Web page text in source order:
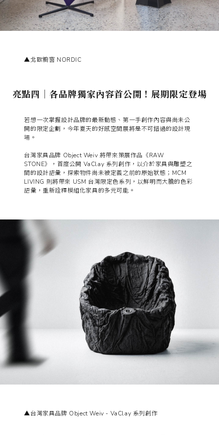
▲北歐櫥窗 NORDIC
亮點四｜各品牌獨家內容首公開！展期限定登場
若想一次掌握設計品牌的最新動態、第一手創作內容與尚未公
開的限定企劃，今年夏天的好感空間展將是不可錯過的設計現
場。
台灣家具品牌 Object Weiv 將帶來策展作品《RAW
STONE》，首度公開 VaClay 系列創作，以介於家具與雕塑之
間的設計語彙，探索物件尚未被定義之前的原始狀態；MCM
LIVING 則將帶來 USM 台灣限定色系列，以鮮明而大膽的色彩
語彙，重新詮釋模組化家具的多元可能。
▲台灣家具品牌 Object Weiv - VaClay 系列創作